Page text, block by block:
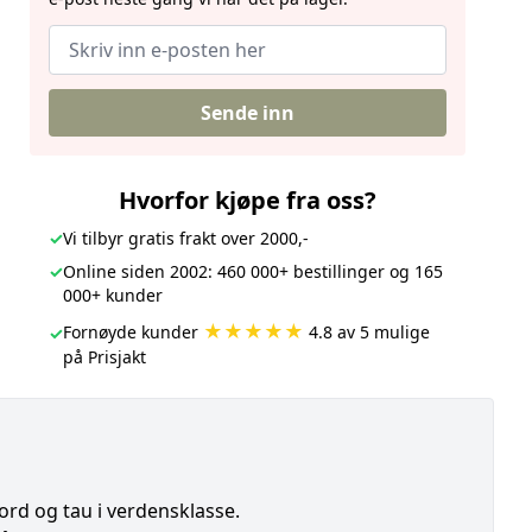
Sende inn
Hvorfor kjøpe fra oss?
✓Vi tilbyr gratis frakt over 2000,-
✓Online siden 2002: 460 000+ bestillinger og 165
000+ kunder
✓Fornøyde kunder ★★★★★ 4.8 av 5 mulige
på Prisjakt
og tau i verdensklasse.